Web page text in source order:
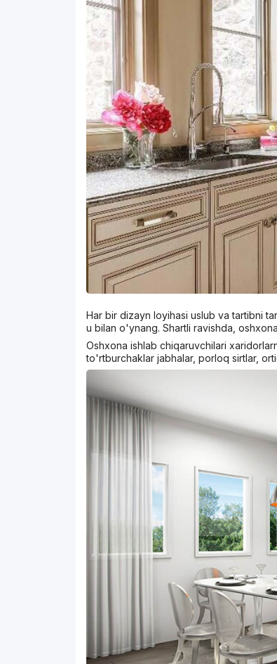
Har bir dizayn loyihasi uslub va tartibni
u bilan o'ynang. Shartli ravishda,
Oshxona ishlab chiqaruvchilari
to'rtburchaklar jabhalar, porloq sirtlar,